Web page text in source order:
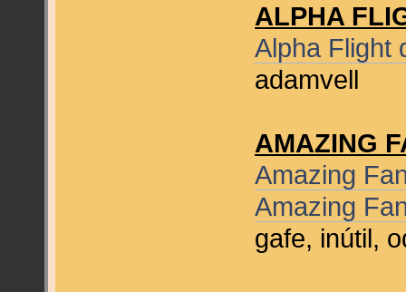
ALPHA
Alpha Flight
adamvell
AMAZING
Amazing
Amazing
gafe, inútil,